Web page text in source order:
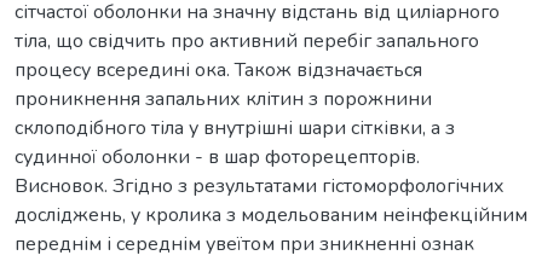
сітчастої оболонки на значну відстань від циліарного
тіла, що свідчить про активний перебіг запального
процесу всередині ока. Також відзначається
проникнення запальних клітин з порожнини
склоподібного тіла у внутрішні шари сітківки, а з
судинної оболонки - в шар фоторецепторів.
Висновок. Згідно з результатами гістоморфологічних
досліджень, у кролика з модельованим неінфекційним
переднім і середнім увеїтом при зникненні ознак